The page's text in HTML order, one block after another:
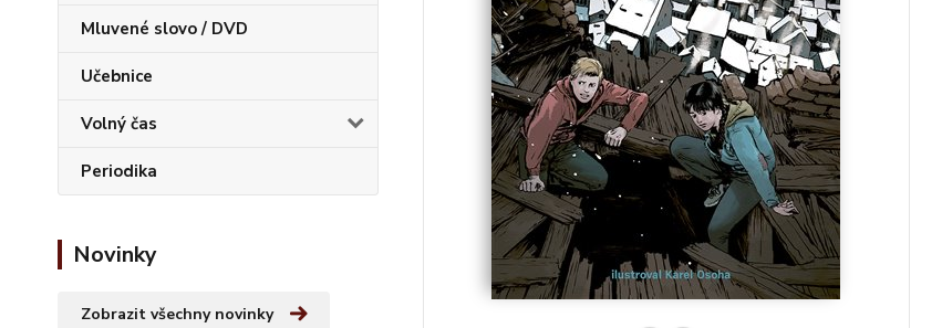
Mluvené slovo / DVD
Učebnice
Volný čas
Periodika
Novinky
Zobrazit všechny novinky